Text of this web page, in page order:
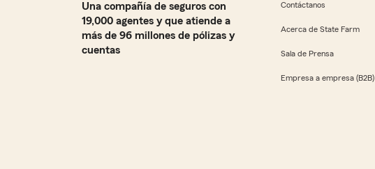
Una compañía de seguros con
19,000 agentes y que atiende a
más de 96 millones de pólizas y
cuentas
Contáctanos
Acerca de State Farm
Sala de Prensa
Empresa a empresa (B2B)